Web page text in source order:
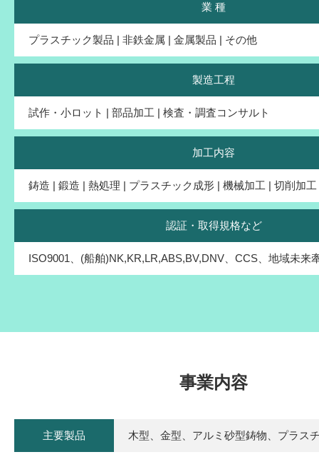
業 種
プラスチック製品 | 非鉄金属 | 金属製品 | その他
製造工程
試作・小ロット | 部品加工 | 検査・調査コンサルト
加工内容
鋳造 | 鍛造 | 熱処理 | プラスチック成形 | 機械加工 | 切削加
認証・取得規格など
ISO9001、(船舶)NK,KR,LR,ABS,BV,DNV、CCS、地域未来
事業内容
主要製品 木型、金型、アルミ砂型鋳物、プラス